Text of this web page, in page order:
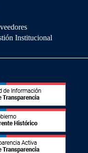
Institucional